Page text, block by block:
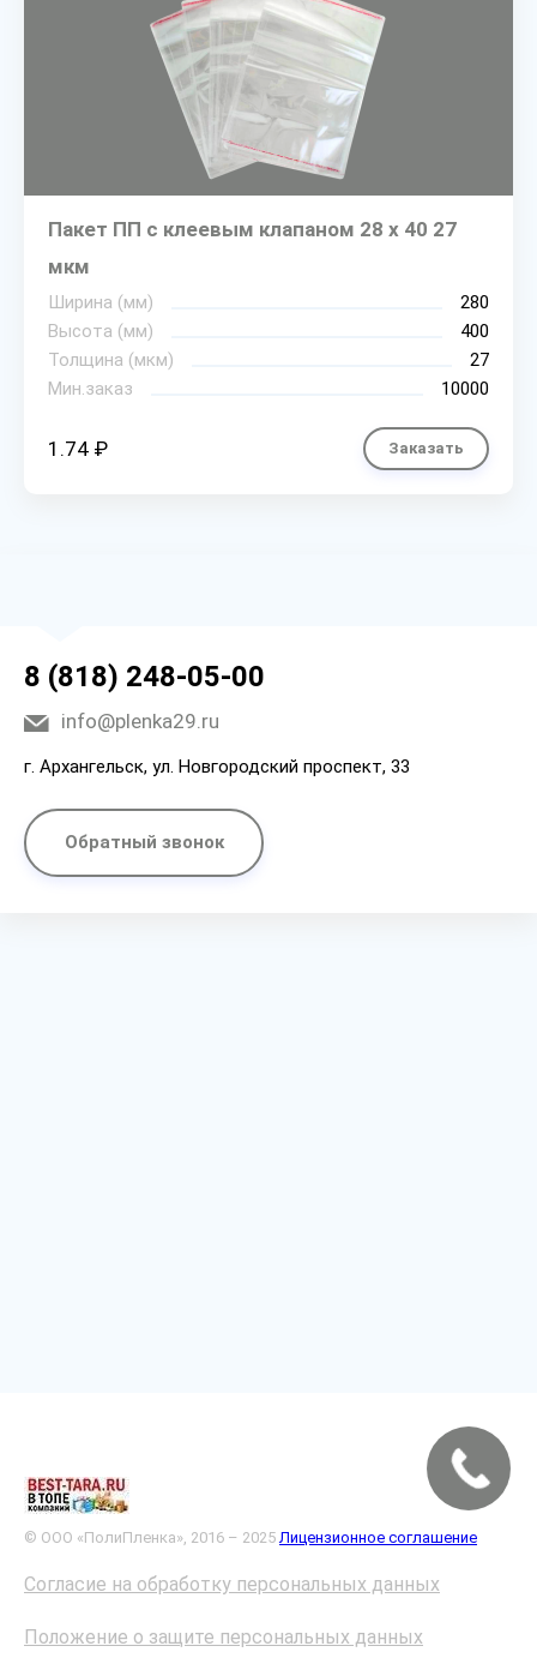
Пакет ПП с клеевым клапаном 28 х 40 27
мкм
Ширина (мм)
280
Высота (мм)
400
Толщина (мкм)
27
Мин.заказ
10000
1.74 ₽ Заказать
8 (818) 248-05-00
info@plenka29.ru
г. Архангельск, ул. Новгородский проспект, 33
Обратный звонок
© ООО «ПолиПленка», 2016 – 2025 Лицензионное соглашение
Согласие на обработку персональных данных
Положение о защите персональных данных